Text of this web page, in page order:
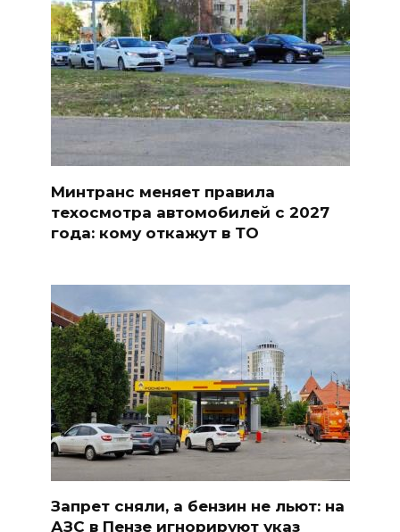
Минтранс меняет правила
техосмотра автомобилей с 2027
года: кому откажут в ТО
Запрет сняли, а бензин не льют: на
АЗС в Пензе игнорируют указ